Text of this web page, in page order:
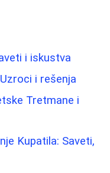
i iskustva
i rešenja
Tretmane i
Kupatila: Saveti,